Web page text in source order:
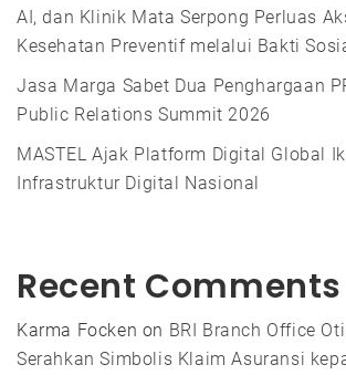
AI, dan Klinik Mata Serpong Perluas
Kesehatan Preventif melalui Bakti
Jasa Marga Sabet Dua Penghargaan
Public Relations Summit 2026
MASTEL Ajak Platform Digital Global
Infrastruktur Digital Nasional
Recent Comments
Karma Focken on BRI Branch Office
Serahkan Simbolis Klaim Asuransi